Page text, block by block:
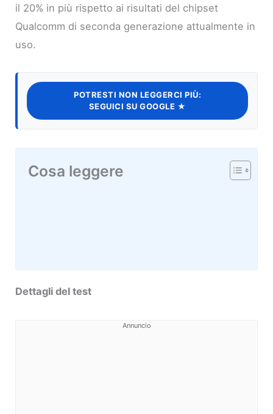
il 20% in più rispetto ai risultati del chipset
Qualcomm di seconda generazione attualmente in
uso.
POTRESTI NON LEGGERCI PIÙ:
SEGUICI SU GOOGLE ★
Cosa leggere
Dettagli del test
Annuncio